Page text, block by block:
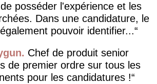
posséder l'expérience et les
Dans une candidature, le
pouvoir identifier...
Chef de produit senior
de premier ordre sur tous les
pour les candidatures !